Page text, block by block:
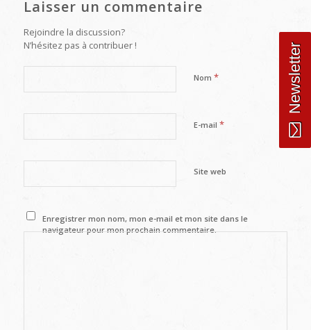
Laisser un commentaire
Rejoindre la discussion?
N’hésitez pas à contribuer !
Nom *
E-mail *
Site web
Enregistrer mon nom, mon e-mail et mon site dans le
navigateur pour mon prochain commentaire.
Newsletter